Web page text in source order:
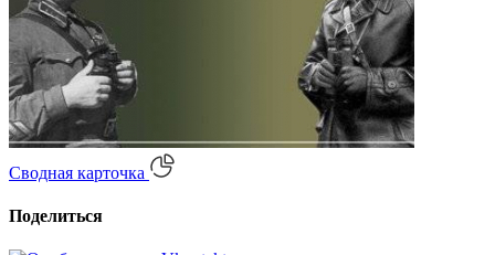
Сводная карточка
Поделиться